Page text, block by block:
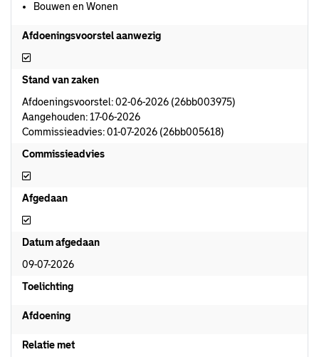
Bouwen en Wonen
Afdoeningsvoorstel aanwezig
Afdoeningsvoorstel aanwezig
Stand van zaken
Afdoeningsvoorstel: 02-06-2026 (26bb003975)
Aangehouden: 17-06-2026
Commissieadvies: 01-07-2026 (26bb005618)
Commissieadvies
Commissieadvies
Afgedaan
Afgedaan
Datum afgedaan
09-07-2026
Toelichting
Afdoening
Relatie met